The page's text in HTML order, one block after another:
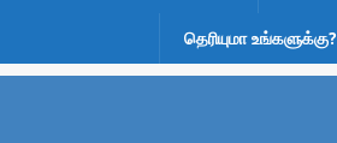
தெரியுமா உங்களுக்கு?